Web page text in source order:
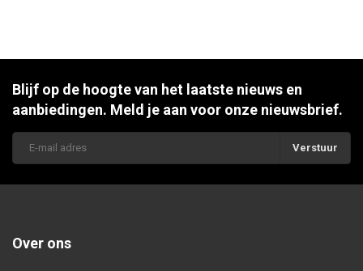
Blijf op de hoogte van het laatste nieuws en
aanbiedingen. Meld je aan voor onze nieuwsbrief.
Verstuur
Over ons